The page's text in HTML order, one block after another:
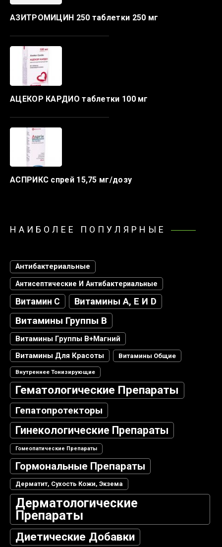
АЗИТРОМИЦИН 250 таблетки 250 мг
АЦЕКОР КАРДИО таблетки 100 мг
АСПРИКС спрей 15,75 мг/дозу
НАИБОЛЕЕ ПОПУЛЯРНЫЕ
Антибактериальные
Антисептические И Антибактериальные
Витамин С Витамины А, Е И D
Витамины Группы В
Витамины Группы В+магний
Витамины Для Красоты
Витамины Общие
Внутреннее Тонизирующие
Гематологические Препараты
Гепатопротекторы
Гинекологические Препараты
Гомеопатические Препараты
Гормональные Препараты
Дерматит, Сухость Кожи, Экзема
Дерматологические
Препараты
Диетические Добавки